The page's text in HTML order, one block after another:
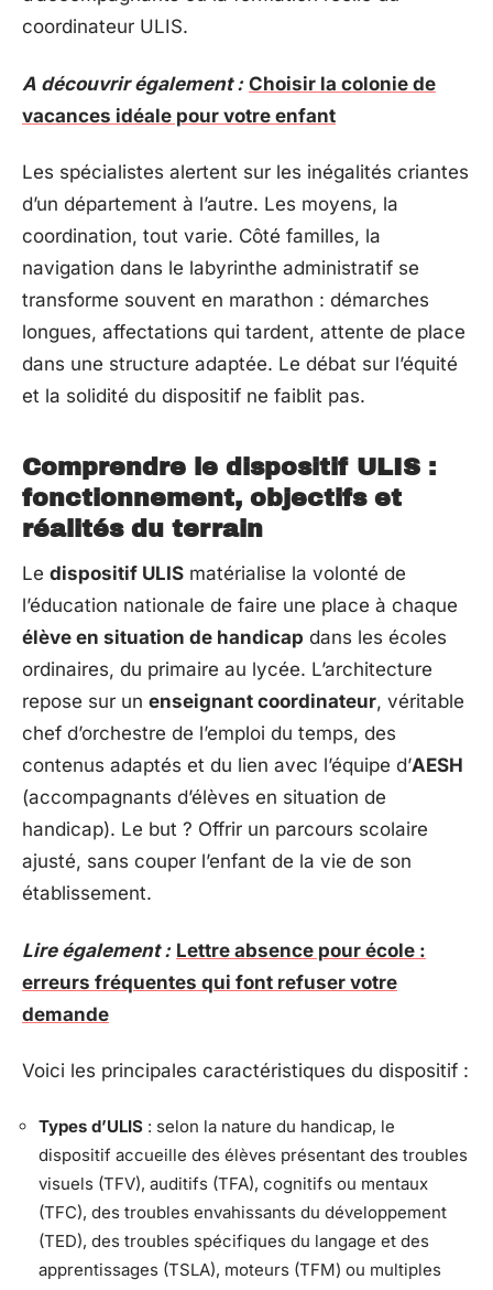
coordinateur ULIS.
A découvrir également : Choisir la colonie de
vacances idéale pour votre enfant
Les spécialistes alertent sur les inégalités criantes
d’un département à l’autre. Les moyens, la
coordination, tout varie. Côté familles, la
navigation dans le labyrinthe administratif se
transforme souvent en marathon : démarches
longues, affectations qui tardent, attente de place
dans une structure adaptée. Le débat sur l’équité
et la solidité du dispositif ne faiblit pas.
Comprendre le dispositif ULIS :
fonctionnement, objectifs et
réalités du terrain
Le dispositif ULIS matérialise la volonté de
l’éducation nationale de faire une place à chaque
élève en situation de handicap dans les écoles
ordinaires, du primaire au lycée. L’architecture
repose sur un enseignant coordinateur, véritable
chef d’orchestre de l’emploi du temps, des
contenus adaptés et du lien avec l’équipe d’AESH
(accompagnants d’élèves en situation de
handicap). Le but ? Offrir un parcours scolaire
ajusté, sans couper l’enfant de la vie de son
établissement.
Lire également : Lettre absence pour école :
erreurs fréquentes qui font refuser votre
demande
Voici les principales caractéristiques du dispositif :
Types d’ULIS : selon la nature du handicap, le
dispositif accueille des élèves présentant des troubles
visuels (TFV), auditifs (TFA), cognitifs ou mentaux
(TFC), des troubles envahissants du développement
(TED), des troubles spécifiques du langage et des
apprentissages (TSLA), moteurs (TFM) ou multiples